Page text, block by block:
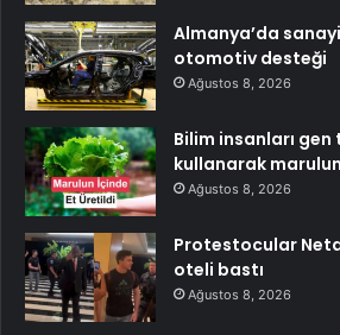
Almanya’da
otomotiv desteği
Ağustos 8, 2026
Bilim insanları gen
kullanarak
Ağustos 8, 2026
Protestocular
oteli bastı
Ağustos 8, 2026